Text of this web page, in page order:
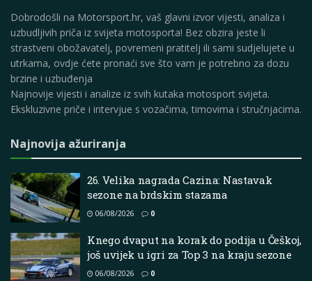
Dobrodošli na Motorsport.hr, vaš glavni izvor vijesti, analiza i
uzbudljivih priča iz svijeta motosporta! Bez obzira jeste li
strastveni obožavatelj, povremeni pratitelj ili sami sudjelujete u
utrkama, ovdje ćete pronaći sve što vam je potrebno za dozu
brzine i uzbuđenja
Najnovije vijesti i analize iz svih kutaka motosport svijeta.
Ekskluzivne priče i intervjue s vozačima, timovima i stručnjacima.
Najnovija ažuriranja
26. Velika nagrada Cazina: Nastavak
sezone na brdskim stazama
06/08/2026 0
Knego dvaput na korak do podija u Češkoj,
još uvijek u igri za Top 3 na kraju sezone
06/08/2026 0